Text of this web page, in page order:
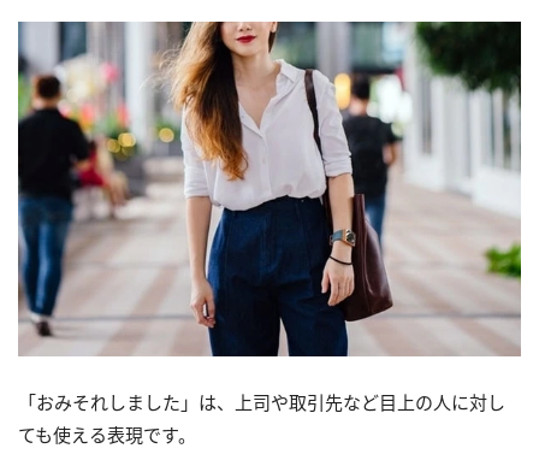
「おみそれしました」は、上司や取引先など目上の人に対し
ても使える表現です。